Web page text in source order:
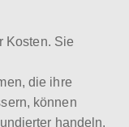
Kosten. Sie
die ihre
können
handeln.